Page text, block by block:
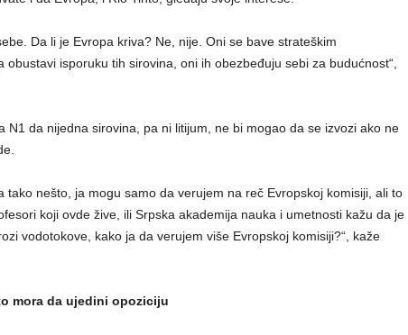
Da li je Evropa kriva? Ne, nije. Oni se bave strateškim
obustavi isporuku tih sirovina, oni ih obezbeđuju sebi za budućnost“,
N1 da nijedna sirovina, pa ni litijum, ne bi mogao da se izvozi ako ne
tako nešto, ja mogu samo da verujem na reč Evropskoj komisiji, ali to
koji ovde žive, ili Srpska akademija nauka i umetnosti kažu da je
vodotokove, kako ja da verujem više Evropskoj komisiji?“, kaže
mora da ujedini opoziciju